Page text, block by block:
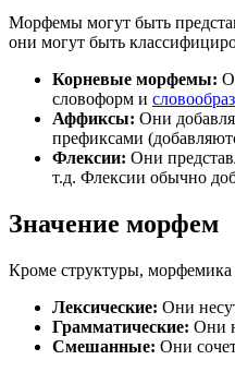
Морфемы могут быть
они могут быть
Корневые морфемы:
словоформ и
Аффиксы: Они
префиксами
Флексии: Они
т.д. Флексии обычно
Значение морфем
Кроме структуры, морфемика
Лексические: Они
Грамматические: Они
Смешанные: Они